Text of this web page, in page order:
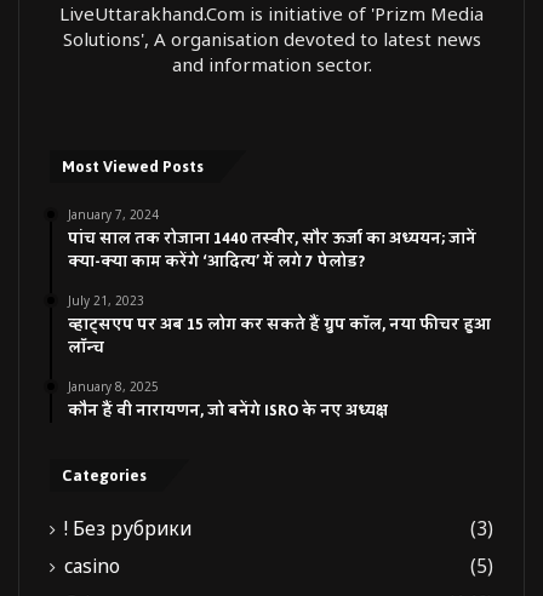
LiveUttarakhand.Com is initiative of 'Prizm Media
Solutions', A organisation devoted to latest news
and information sector.
Most Viewed Posts
January 7, 2024
पांच साल तक रोजाना 1440 तस्वीर, सौर ऊर्जा का अध्ययन; जानें
क्या-क्या काम करेंगे ‘आदित्य’ में लगे 7 पेलोड?
July 21, 2023
व्हाट्सएप पर अब 15 लोग कर सकते हैं ग्रुप कॉल, नया फीचर हुआ
लॉन्च
January 8, 2025
कौन हैं वी नारायणन, जो बनेंगे ISRO के नए अध्यक्ष
Categories
! Без рубрики
(3)
casino
(5)